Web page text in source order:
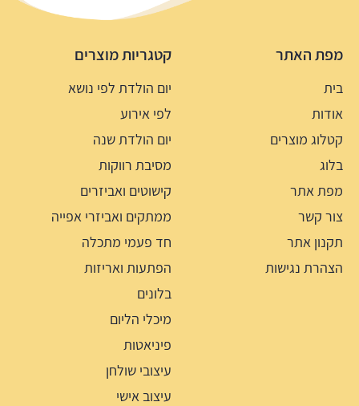
מפת האתר
בית
אודות
קטלוג מוצרים
בלוג
מפת אתר
צור קשר
תקנון אתר
הצהרת נגישות
קטגריות מוצרים
יום הולדת לפי נושא
לפי אירוע
יום הולדת שנה
מסיבת רווקות
קישוטים ואביזרים
ממתקים ואביזרי אפייה
חד פעמי מתכלה
הפתעות ואריזות
בלונים
מיכלי הליום
פיניאטות
עיצובי שולחן
עיצוב אישי